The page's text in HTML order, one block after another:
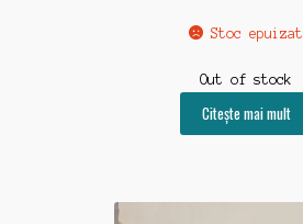
Stoc epuizat
Out of stock
Citește mai mult